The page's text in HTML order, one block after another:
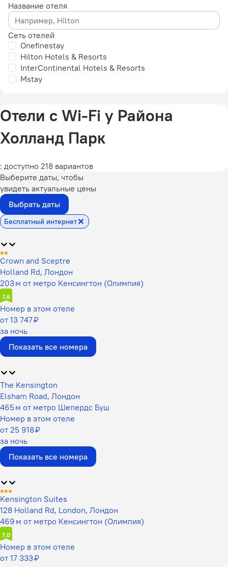
Название отеля
Сеть отелей
Onefinestay
Hilton Hotels & Resorts
InterContinental Hotels & Resorts
Mstay
Отели с Wi-Fi у Района
Холланд Парк
: доступно 218 вариантов
Выберите даты, чтобы
увидеть актуальные цены
Выбрать даты
Бесплатный интернет
Crown and Sceptre
Holland Rd, Лондон
203 м от метро Кенсингтон (Олимпия)
7,6
Номер в этом отеле
от 13 747 ₽
за ночь
Показать все номера
The Kensington
Elsham Road, Лондон
465 м от метро Шепердс Буш
Номер в этом отеле
от 25 918 ₽
за ночь
Показать все номера
Kensington Suites
128 Holland Rd, London, Лондон
469 м от метро Кенсингтон (Олимпия)
7,0
Номер в этом отеле
от 17 333 ₽